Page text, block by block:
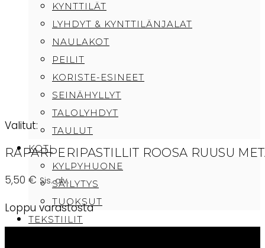
KYNTTILÄT
LYHDYT & KYNTTILÄNJALAT
NAULAKOT
PEILIT
KORISTE-ESINEET
SEINÄHYLLYT
TALOLYHDYT
TAULUT
KOTI
KYLPYHUONE
SÄILYTYS
TUOKSUT
TEKSTIILIT
Valitut:
RAPARPERIPASTILLIT ROOSA RUUSU
5,50 € Sis. alv.
Loppu varastosta